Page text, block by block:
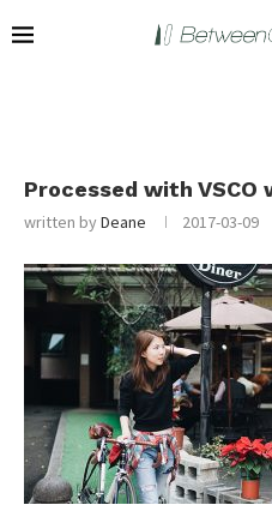
Processed with
written byDeane 2017-03-09